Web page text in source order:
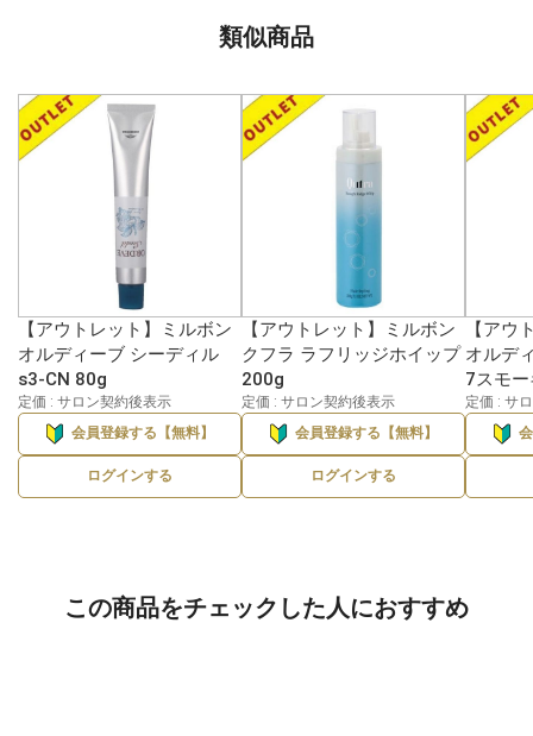
類似商品
【アウトレット】ミルボン
オルディーブ シーディル
s3-CN 80g
定価 : サロン契約後表示
会員登録する【無料】
ログインする
【アウトレット】ミルボン
クフラ ラフリッジホイップ
200g
定価 : サロン契約後表示
会員登録する【無料】
ログインする
【アウ
オルデ
7スモ
定価 : サ
この商品をチェックした人におすすめ